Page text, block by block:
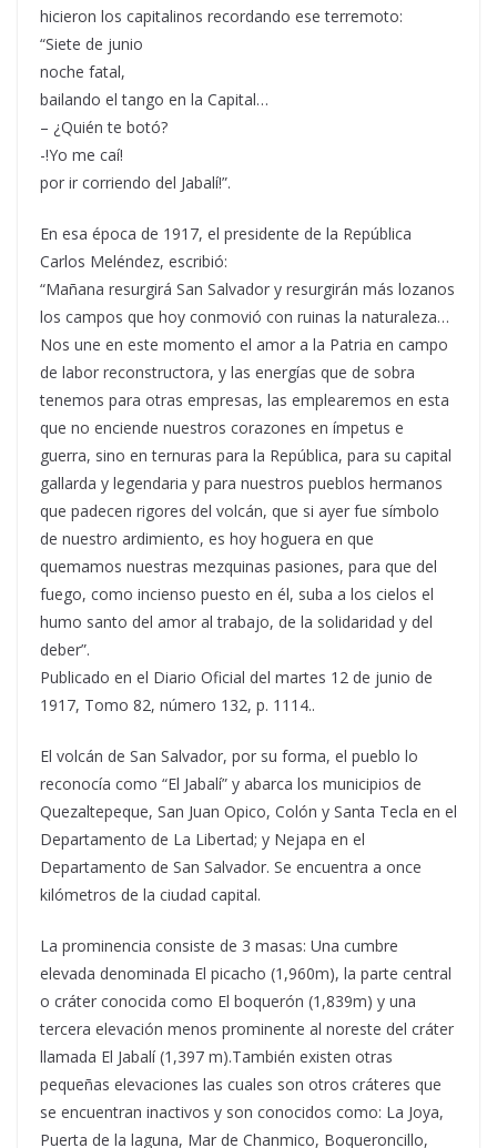
hicieron los capitalinos recordando ese terremoto:
“Siete de junio
noche fatal,
bailando el tango en la Capital…
– ¿Quién te botó?
-!Yo me caí!
por ir corriendo del Jabalí!”.
En esa época de 1917, el presidente de la República
Carlos Meléndez, escribió:
“Mañana resurgirá San Salvador y resurgirán más lozanos
los campos que hoy conmovió con ruinas la naturaleza…
Nos une en este momento el amor a la Patria en campo
de labor reconstructora, y las energías que de sobra
tenemos para otras empresas, las emplearemos en esta
que no enciende nuestros corazones en ímpetus e
guerra, sino en ternuras para la República, para su capital
gallarda y legendaria y para nuestros pueblos hermanos
que padecen rigores del volcán, que si ayer fue símbolo
de nuestro ardimiento, es hoy hoguera en que
quemamos nuestras mezquinas pasiones, para que del
fuego, como incienso puesto en él, suba a los cielos el
humo santo del amor al trabajo, de la solidaridad y del
deber”.
Publicado en el Diario Oficial del martes 12 de junio de
1917, Tomo 82, número 132, p. 1114..
El volcán de San Salvador, por su forma, el pueblo lo
reconocía como “El Jabalí” y abarca los municipios de
Quezaltepeque, San Juan Opico, Colón y Santa Tecla en el
Departamento de La Libertad; y Nejapa en el
Departamento de San Salvador. Se encuentra a once
kilómetros de la ciudad capital.
La prominencia consiste de 3 masas: Una cumbre
elevada denominada El picacho (1,960m), la parte central
o cráter conocida como El boquerón (1,839m) y una
tercera elevación menos prominente al noreste del cráter
llamada El Jabalí (1,397 m).También existen otras
pequeñas elevaciones las cuales son otros cráteres que
se encuentran inactivos y son conocidos como: La Joya,
Puerta de la laguna, Mar de Chanmico, Boqueroncillo,